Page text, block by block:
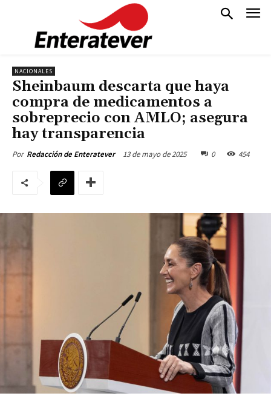
NACIONALES
Sheinbaum descarta que haya
compra de medicamentos a
sobreprecio con AMLO; asegura
hay transparencia
Por Redacción de Enteratever 13 de mayo de 2025 0 454